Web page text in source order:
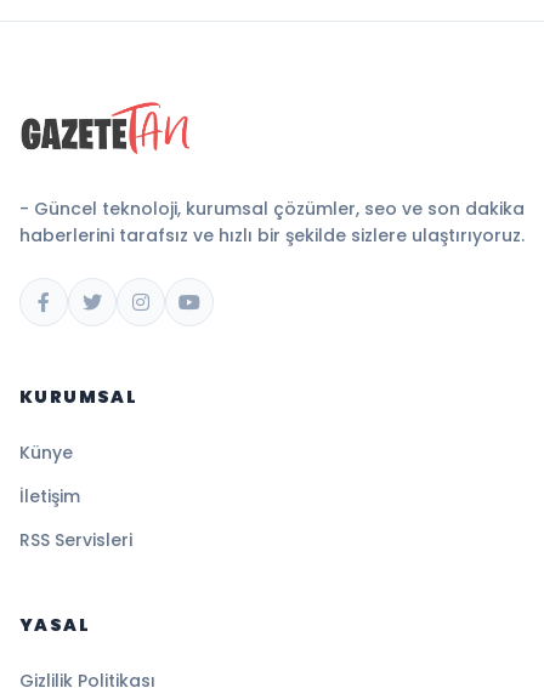
- Güncel teknoloji, kurumsal çözümler, seo ve son dakika
haberlerini tarafsız ve hızlı bir şekilde sizlere ulaştırıyoruz.
KURUMSAL
Künye
İletişim
RSS Servisleri
YASAL
Gizlilik Politikası